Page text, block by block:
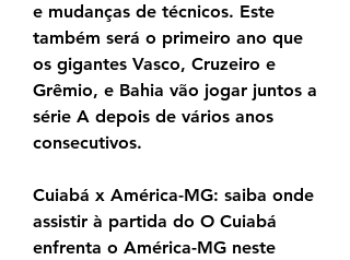
e mudanças de técnicos. Este
também será o primeiro ano que
os gigantes Vasco, Cruzeiro e
Grêmio, e Bahia vão jogar juntos a
série A depois de vários anos
consecutivos.
Cuiabá x América-MG: saiba onde
assistir à partida do O Cuiabá
enfrenta o América-MG neste